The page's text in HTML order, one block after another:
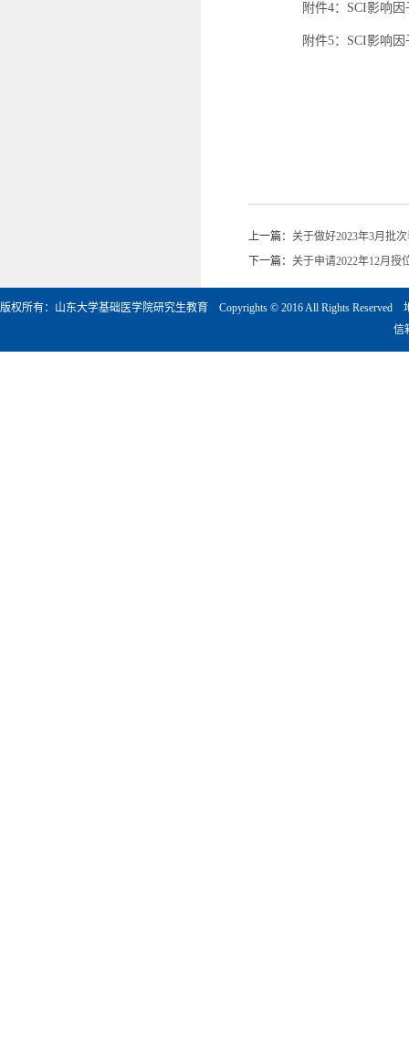
附件4：SCI影响
附件5：SCI影响
上一篇： 关于做好2023年3月批
下一篇： 关于申请2022年12月授
版权所有：山东大学基础医学院研究生教育 Copyrights © 2016 All Rights
信